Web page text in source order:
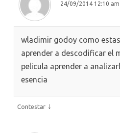
24/09/2014 12:10 am
wladimir godoy como
aprender a descodificar el
pelicula aprender a
esencia
Contestar ↓